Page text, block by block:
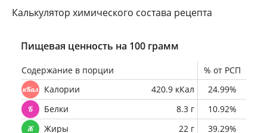
Калькулятор химического состава рецепта
Пищевая ценность на 100 грамм
Содержание в порции
% от РСП
Калории
420.9 кКал
24.99%
Белки
8.3 г
10.92%
Жиры
22 г 39.29%